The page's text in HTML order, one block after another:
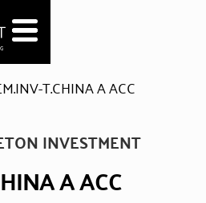
T.CHINA A ACC
INVESTMENT
A ACC